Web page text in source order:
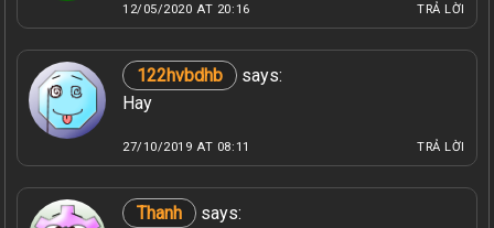
12/05/2020 AT 20:16 TRẢ LỜI
122hvbdhb
says:
Hay
27/10/2019 AT 08:11 TRẢ LỜI
Thanh
says: